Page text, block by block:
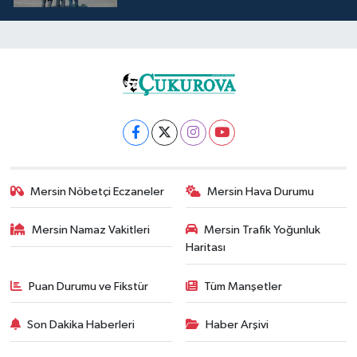
Mersin Nöbetçi Eczaneler Mersin Hava Durumu
Mersin Namaz Vakitleri
Mersin Trafik Yoğunluk
Haritası
Puan Durumu ve Fikstür Tüm Manşetler
Son Dakika Haberleri Haber Arşivi